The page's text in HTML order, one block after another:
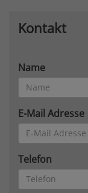
Kontakt
Name
E-Mail Adresse
Telefon